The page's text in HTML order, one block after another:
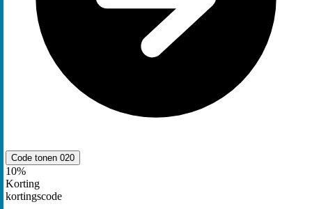
Code tonen 020
10%
Korting
kortingscode